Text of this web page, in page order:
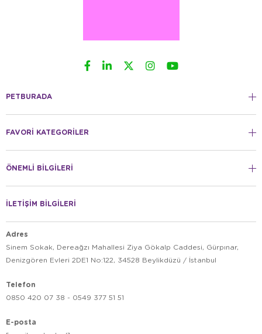
PETBURADA
FAVORİ KATEGORİLER
ÖNEMLİ BİLGİLERİ
İLETİŞİM BİLGİLERİ
Adres
Sinem Sokak, Dereağzı Mahallesi Ziya Gökalp Caddesi, Gürpınar,
Denizgören Evleri 2DE1 No:122, 34528 Beylikdüzü / İstanbul
Telefon
0850 420 07 38 - 0549 377 51 51
E-posta